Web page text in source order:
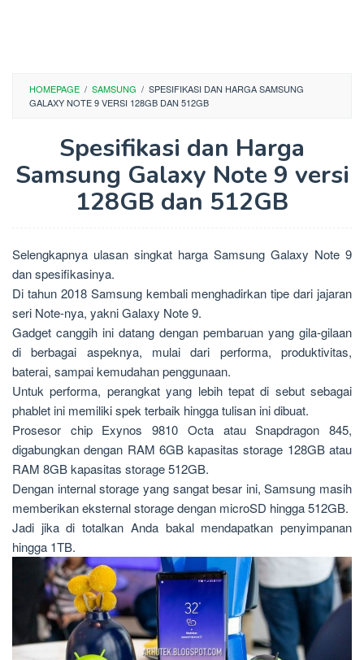
HOMEPAGE / SAMSUNG / SPESIFIKASI DAN HARGA SAMSUNG
GALAXY NOTE 9 VERSI 128GB DAN 512GB
Spesifikasi dan Harga
Samsung Galaxy Note 9 versi
128GB dan 512GB
Selengkapnya ulasan singkat harga Samsung Galaxy Note 9
dan spesifikasinya.
Di tahun 2018 Samsung kembali menghadirkan tipe dari jajaran
seri Note-nya, yakni Galaxy Note 9.
Gadget canggih ini datang dengan pembaruan yang gila-gilaan
di berbagai aspeknya, mulai dari performa, produktivitas,
baterai, sampai kemudahan penggunaan.
Untuk performa, perangkat yang lebih tepat di sebut sebagai
phablet ini memiliki spek terbaik hingga tulisan ini dibuat.
Prosesor chip Exynos 9810 Octa atau Snapdragon 845,
digabungkan dengan RAM 6GB kapasitas storage 128GB atau
RAM 8GB kapasitas storage 512GB.
Dengan internal storage yang sangat besar ini, Samsung masih
memberikan eksternal storage dengan microSD hingga 512GB.
Jadi jika di totalkan Anda bakal mendapatkan penyimpanan
hingga 1TB.